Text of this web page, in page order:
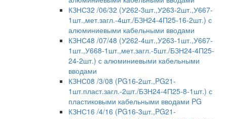
КЗНС32 /06/32 (У262-3шт.,У263-2шт.,У667-
1шт.,мет.загл.-4шт./БЗН24-4П25-16-2шт.) с
алюминиевыми кабельными вводами
КЗНС48 /07/48 (У262-4шт.,У263-1шт.,У667-
1шт.,У668-1шт.,мет.загл.-5шт./БЗН24-4П25-
24-2шт.) с алюминиевыми кабельными
вводами
КЗНС08 /3/08 (PG16-2шт.,PG21-
1шт.пласт.загл.-2шт./БЗН24-4П25-8-1шт.) с
пластиковыми кабельными вводами PG
КЗНС16 /4/16 (PG16-3шт.,PG21-